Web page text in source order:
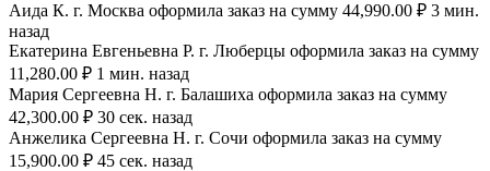
Аида К. г. Москва оформила заказ на сумму 44,990.00 ₽ 3 мин.
назад
Екатерина Евгеньевна Р. г. Люберцы оформила заказ на сумму
11,280.00 ₽ 1 мин. назад
Мария Сергеевна H. г. Балашиха оформила заказ на сумму
42,300.00 ₽ 30 сек. назад
Анжелика Сергеевна Н. г. Сочи оформила заказ на сумму
15,900.00 ₽ 45 сек. назад